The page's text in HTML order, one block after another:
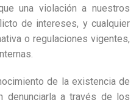
una violación a nuestros
de intereses, y cualquier
o regulaciones vigentes,
de la existencia de
denunciarla a través de los